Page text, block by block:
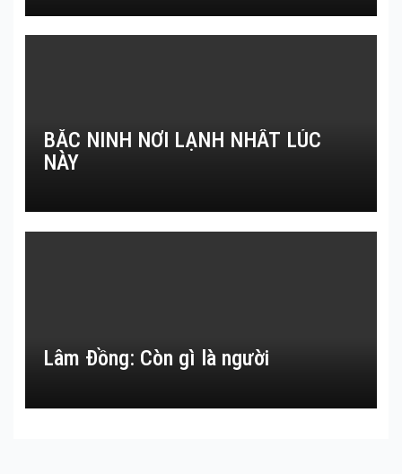
BẮC NINH NƠI LẠNH NHẤT LÚC
NÀY
Lâm Đồng: Còn gì là người